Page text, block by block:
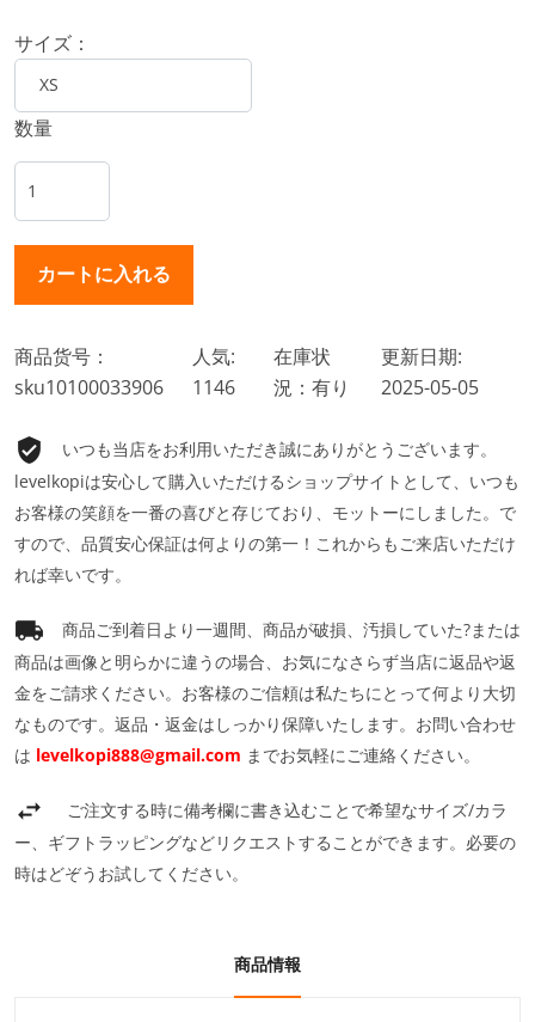
サイズ：
数量
商品货号：
sku10100033906
人気:
1146
在庫状
況：有り
更新日期:
2025-05-05
いつも当店をお利用いただき誠にありがとうございます。
levelkopiは安心して購入いただけるショップサイトとして、いつも
お客様の笑顔を一番の喜びと存じており、モットーにしました。で
すので、品質安心保証は何よりの第一！これからもご来店いただけ
れば幸いです。
商品ご到着日より一週間、商品が破損、汚損していた?または
商品は画像と明らかに違うの場合、お気になさらず当店に返品や返
金をご請求ください。お客様のご信頼は私たちにとって何より大切
なものです。返品・返金はしっかり保障いたします。お問い合わせ
は levelkopi888@gmail.com までお気軽にご連絡ください。
ご注文する時に備考欄に書き込むことで希望なサイズ/カラ
ー、ギフトラッピングなどリクエストすることができます。必要の
時はどぞうお試してください。
商品情報